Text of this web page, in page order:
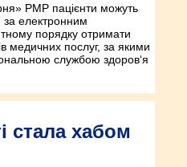
РМР пацієнти можуть
за електронним
порядку отримати
медичних послуг, за якими
службою здоров‘я
стала хабом